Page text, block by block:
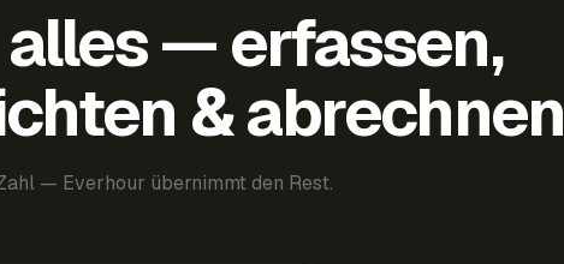
— erfassen,
& abrechnen
— Everhour übernimmt den Rest.